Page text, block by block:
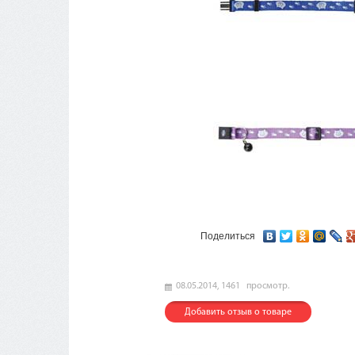
Поделиться
08.05.2014, 1461 просмотр.
Добавить отзыв о товаре